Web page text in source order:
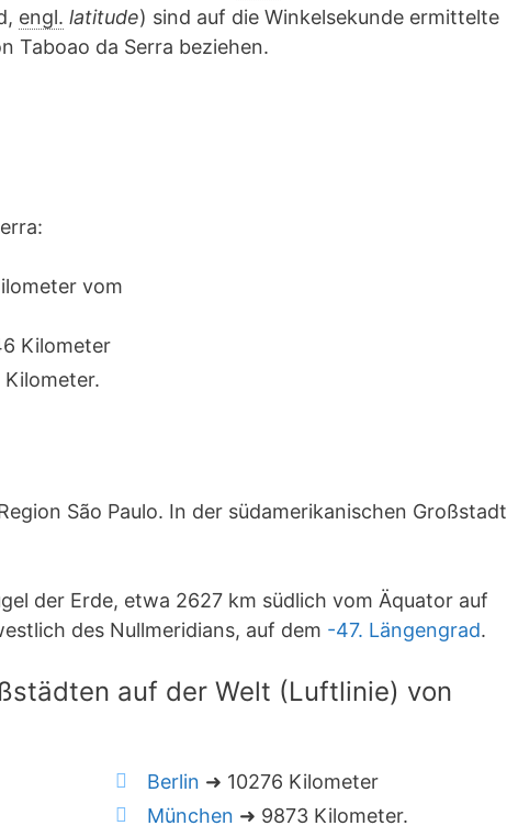
engl. latitude) sind auf die Winkelsekunde ermittelte
Taboao da Serra beziehen.
vom
Kilometer
Kilometer.
São Paulo. In der südamerikanischen Großstadt
der Erde, etwa 2627 km südlich vom Äquator auf
des Nullmeridians, auf dem -47. Längengrad.
auf der Welt (Luftlinie) von
Berlin ➜ 10276 Kilometer
München ➜ 9873 Kilometer.